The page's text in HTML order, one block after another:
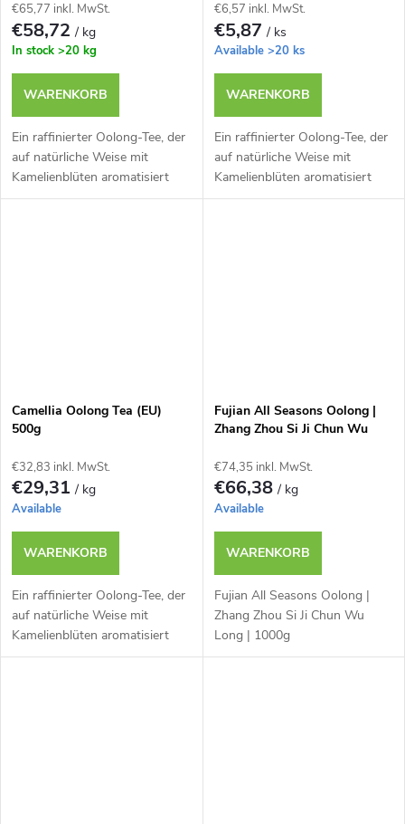
€65,77 inkl. MwSt.
€58,72/ kg
In stock >20 kg
WARENKORB
Ein raffinierter Oolong-Tee, der
auf natürliche Weise mit
Kamelienblüten aromatisiert
wird und ein zartes, florales
€6,57 inkl. MwSt.
€5,87/ ks
Available >20 ks
WARENKORB
Ein raffinierter Oolong-Tee, der
auf natürliche Weise mit
Kamelienblüten aromatisiert
wird und ein zartes, florales
Camellia Oolong Tea (EU)
500g
€32,83 inkl. MwSt.
€29,31/ kg
Available
WARENKORB
Ein raffinierter Oolong-Tee, der
auf natürliche Weise mit
Kamelienblüten aromatisiert
wird und ein zartes, florales
Fujian All Seasons Oolong |
Zhang Zhou Si Ji Chun Wu
€74,35 inkl. MwSt.
€66,38/ kg
Available
WARENKORB
Fujian All Seasons Oolong |
Zhang Zhou Si Ji Chun Wu
Long | 1000g